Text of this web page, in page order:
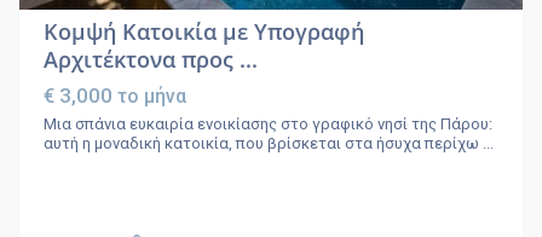
Κομψή Κατοικία με Υπογραφή
Αρχιτέκτονα προς ...
€ 3,000το μήνα
Μια σπάνια ευκαιρία ενοικίασης στο γραφικό νησί της Πάρου:
αυτή η μοναδική κατοικία, που βρίσκεται στα ήσυχα περίχω